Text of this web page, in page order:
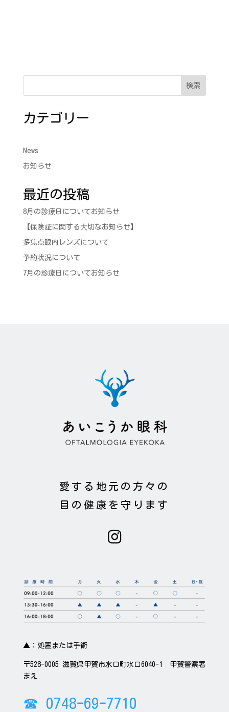
検索
カテゴリー
News
お知らせ
最近の投稿
8月の診療日についてお知らせ
【保険証に関する⼤切なお知らせ】
多焦点眼内レンズについて
予約状況について
7月の診療日についてお知らせ
愛する地元の方々の
目の健康を守ります

▲：処置または手術
〒528-0005 滋賀県甲賀市水口町水口6040-1 甲賀警察署
まえ
☎ 0748-69-7710